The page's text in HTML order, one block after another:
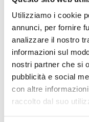
Utilizziamo i cookie
annunci, per fornire
analizzare il nostro
informazioni sul
nostri partner che si
pubblicità e social
con altre
raccolto dal suo
scuola
creare una piccola
sostenendo attività
molto importanti.
Questo progetto ha
genitori e insegnanti
hanno ruoli precisi e